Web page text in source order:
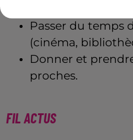
Passer du temps
(cinéma,
Donner et
proches.
FIL ACTUS